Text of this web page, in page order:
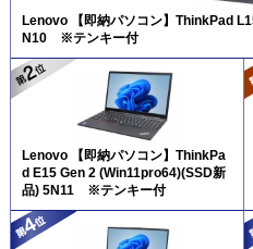
Lenovo 【即納パソコン】ThinkPad
N10 ※テンキー付
Lenovo 【即納パソコン】ThinkPa
d E15 Gen 2 (Win11pro64)(SSD新
品) 5N11 ※テンキー付